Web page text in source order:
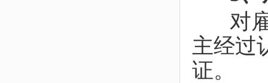
对雇
主经过
证。